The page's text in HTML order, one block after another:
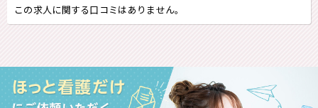
この求人に関する口コミはありません。